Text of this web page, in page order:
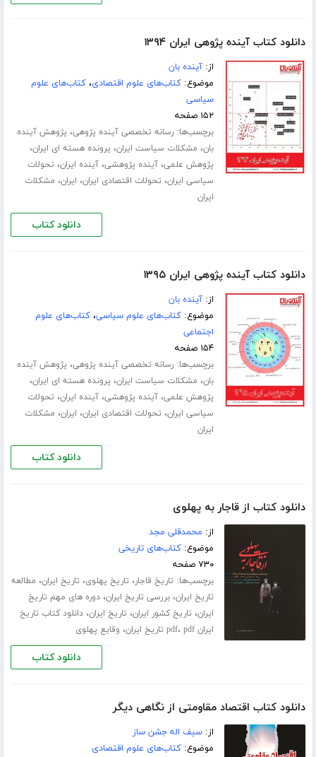
دانلود کتاب آینده پژوهی ایران ۱۳۹۴
از:آینده بان
موضوع:کتاب‌های علوم اقتصادی،کتاب‌های علوم
سیاسی
۱۵۲ صفحه
برچسب‌ها:رسانه تخصصی آینده پژوهی، پژوهش آینده
بان، مشکلات سیاست ایران، پرونده هسته ای ایران،
پژوهش علمی،آینده پژوهشی،آینده ایران، تحولات
سیاسی ایران، تحولات اقتصادی ایران، ایران، مشکلات
ایران
دانلود کتاب
دانلود کتاب آینده پژوهی ایران ۱۳۹۵
از:آینده بان
موضوع:کتاب‌های علوم سیاسی،کتاب‌های علوم
اجتماعی
۱۵۴ صفحه
برچسب‌ها:رسانه تخصصی آینده پژوهی، پژوهش آینده
بان، مشکلات سیاست ایران، پرونده هسته ای ایران،
پژوهش علمی،آینده پژوهشی،آینده ایران، تحولات
سیاسی ایران، تحولات اقتصادی ایران، ایران، مشکلات
ایران
دانلود کتاب
دانلود کتاب از قاجار به پهلوی
از: محمدقلی مجد
موضوع:کتاب‌های تاریخی
۷۳۰ صفحه
برچسب‌ها: تاریخ قاجار، تاریخ پهلوی، تاریخ ایران، مطالعه
تاریخ ایران،بررسی تاریخ ایران،دوره های مهم تاریخ
ایران، تاریخ کشور ایران، تاریخ ایران،دانلود کتاب تاریخ
ایران pdf
، pdf تاریخ ایران ، وقایع پهلوی
دانلود کتاب
دانلود کتاب اقتصاد مقاومتی از نگاهی دیگر
از:سیف اله جشن ساز
موضوع:کتاب‌های علوم اقتصادی